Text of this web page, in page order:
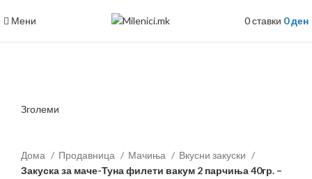
Мени 0ставки 0ден
Зголеми
Дома Продавница Мачиња
Вкусни закуски
Закуска за маче-Туна филети вакум 2 парчиња 40гр. –